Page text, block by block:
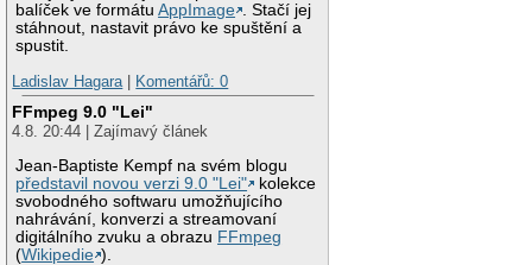
balíček ve formátuAppImage
. Stačí jej
stáhnout, nastavit právo ke spuštění a
spustit.
Ladislav Hagara | Komentářů: 0
FFmpeg 9.0 "Lei"
4.8. 20:44 | Zajímavý článek
Jean-Baptiste Kempf na svém blogu
představil novou verzi 9.0 "Lei"
kolekce
svobodného softwaru umožňujícího
nahrávání, konverzi a streamovaní
digitálního zvuku a obrazu FFmpeg
(Wikipedie ).